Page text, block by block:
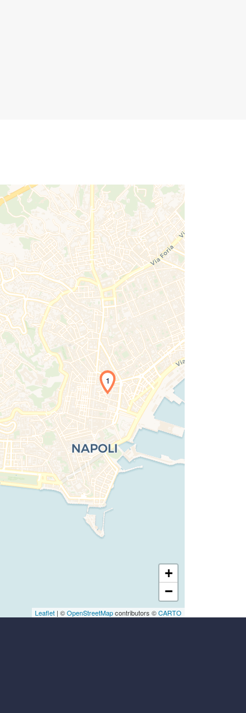
della carta in corso...
1
+
−
Leaflet | ©OpenStreetMapcontributors ©CARTO